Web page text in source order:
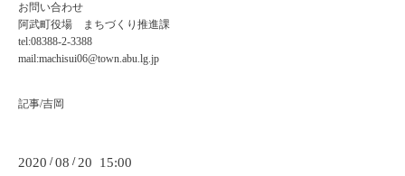
お問い合わせ
阿武町役場 まちづくり推進課
tel:08388-2-3388
mail:machisui06@town.abu.lg.jp
記事/吉岡
2020 /08 / 20 15:00